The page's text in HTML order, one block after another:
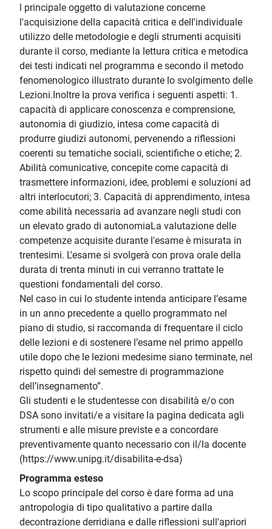
l principale oggetto di valutazione concerne
l'acquisizione della capacità critica e dell'individuale
utilizzo delle metodologie e degli strumenti acquisiti
durante il corso, mediante la lettura critica e metodica
dei testi indicati nel programma e secondo il metodo
fenomenologico illustrato durante lo svolgimento delle
Lezioni.Inoltre la prova verifica i seguenti aspetti: 1.
capacità di applicare conoscenza e comprensione,
autonomia di giudizio, intesa come capacità di
produrre giudizi autonomi, pervenendo a riflessioni
coerenti su tematiche sociali, scientifiche o etiche; 2.
Abilità comunicative, concepite come capacità di
trasmettere informazioni, idee, problemi e soluzioni ad
altri interlocutori; 3. Capacità di apprendimento, intesa
come abilità necessaria ad avanzare negli studi con
un elevato grado di autonomiaLa valutazione delle
competenze acquisite durante l'esame è misurata in
trentesimi. L'esame si svolgerà con prova orale della
durata di trenta minuti in cui verranno trattate le
questioni fondamentali del corso.
Nel caso in cui lo studente intenda anticipare l’esame
in un anno precedente a quello programmato nel
piano di studio, si raccomanda di frequentare il ciclo
delle lezioni e di sostenere l’esame nel primo appello
utile dopo che le lezioni medesime siano terminate, nel
rispetto quindi del semestre di programmazione
dell’insegnamento”.
Gli studenti e le studentesse con disabilità e/o con
DSA sono invitati/e a visitare la pagina dedicata agli
strumenti e alle misure previste e a concordare
preventivamente quanto necessario con il/la docente
(https://www.unipg.it/disabilita-e-dsa)
Programma esteso
Lo scopo principale del corso è dare forma ad una
antropologia di tipo qualitativo a partire dalla
decontrazione derridiana e dalle riflessioni sull'apriori